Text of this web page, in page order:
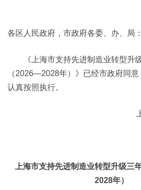
各区人民政府，市政府各委、办、局：
《上海市支持先进制造业转型升
（2026—2028年）》已经市政府同
认真按照执行。
上海市支持先进制造业转型升级
2028年）